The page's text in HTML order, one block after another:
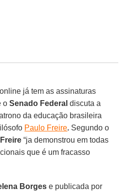
já tem as assinaturas
oSenado Federal discuta a
da educação brasileira
Paulo Freire. Segundo o
Freire “ja demonstrou em todas
que é um fracasso
Borges e publicada por